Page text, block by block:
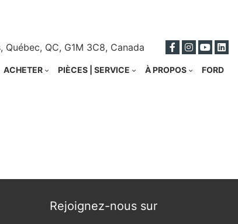
Québec, QC, G1M 3C8, Canada
ACHETER PIÈCES | SERVICE À PROPOS FORD
Rejoignez-nous sur